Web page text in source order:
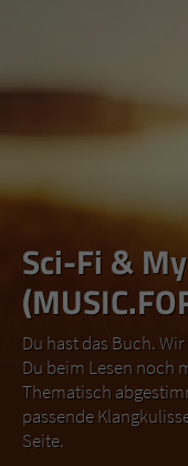
Sci-Fi &
Du hast das Buch.
Du beim Lesen noch
Thematisch
passende
Seite.